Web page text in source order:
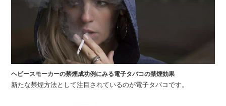
ヘビースモーカーの禁煙成功例にみる電子タバコの禁煙効果
新たな禁煙方法として注目されているのが電子タバコです。